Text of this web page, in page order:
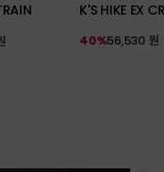
K'S HIKE EX
56,530 원
40%